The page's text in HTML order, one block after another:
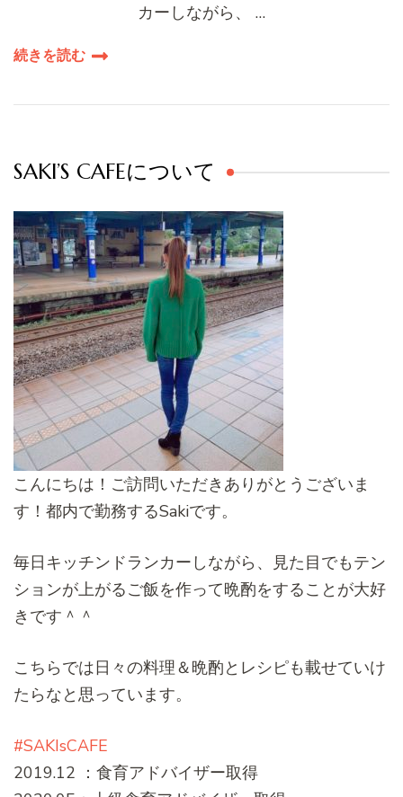
カーしながら、 …
続きを読む
SAKI’S CAFEについて
こんにちは！ご訪問いただきありがとうございま
す！都内で勤務するSakiです。
毎日キッチンドランカーしながら、見た目でもテン
ションが上がるご飯を作って晩酌をすることが大好
きです＾＾
こちらでは日々の料理＆晩酌とレシピも載せていけ
たらなと思っています。
#SAKIsCAFE
2019.12 ：食育アドバイザー取得